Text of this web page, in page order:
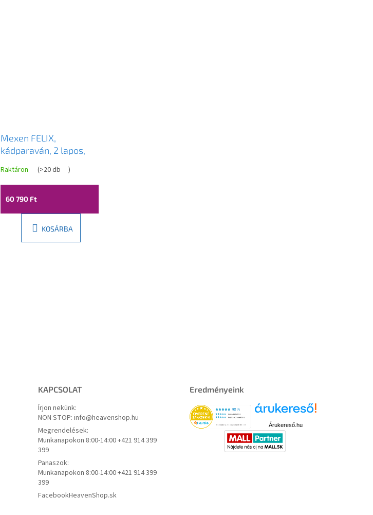
Mexen FELIX,
kádparaván, 2 lapos,
890-100-002-01-40
Raktáron (>20 db )
60 790 Ft
KOSÁRBA
KAPCSOLAT
Írjon nekünk:
NON STOP: info@heavenshop.hu
Megrendelések:
Munkanapokon 8:00-14:00 +421 914 399
399
Panaszok:
Munkanapokon 8:00-14:00 +421 914 399
399
FacebookHeavenShop.sk
Eredményeink
Árukereső.hu